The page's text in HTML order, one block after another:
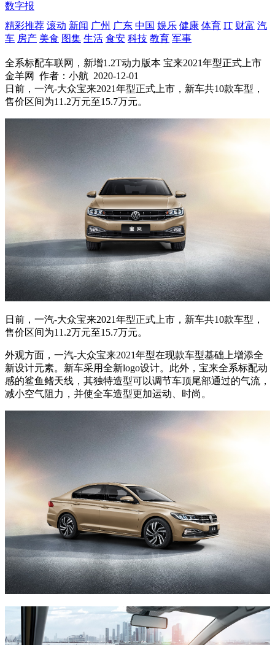
数字报
精彩推荐 滚动 新闻 广州 广东 中国 娱乐 健康 体育 IT 财富 汽
车 房产 美食 图集 生活 食安 科技 教育 军事
全系标配车联网，新增1.2T动力版本 宝来2021年型正式上市
金羊网
作者：小航 2020-12-01
日前，一汽-大众宝来2021年型正式上市，新车共10款车型，
售价区间为11.2万元至15.7万元。
日前，一汽-大众宝来2021年型正式上市，新车共10款车型，
售价区间为11.2万元至15.7万元。
外观方面，一汽-大众宝来2021年型在现款车型基础上增添全
新设计元素。新车采用全新logo设计。此外，宝来全系标配动
感的鲨鱼鳍天线，其独特造型可以调节车顶尾部通过的气流，
减小空气阻力，并使全车造型更加运动、时尚。